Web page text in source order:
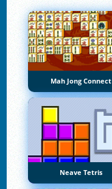
Mah Jong Connect
Neave Tetris